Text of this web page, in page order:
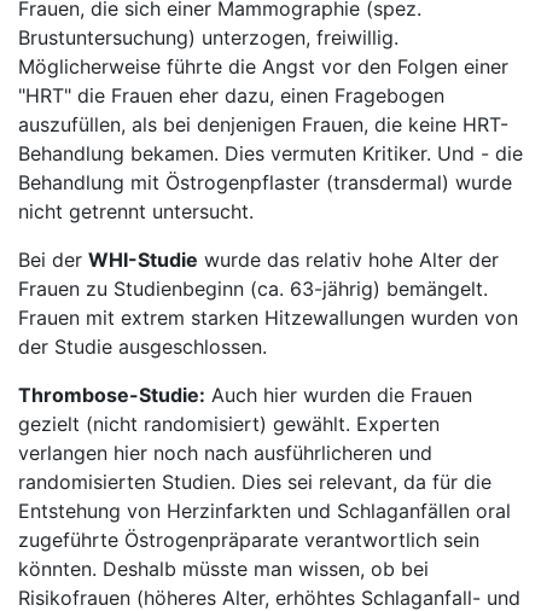
Frauen, die sich einer Mammographie (spez.
Brustuntersuchung) unterzogen, freiwillig.
Möglicherweise führte die Angst vor den Folgen einer
"HRT" die Frauen eher dazu, einen Fragebogen
auszufüllen, als bei denjenigen Frauen, die keine HRT-
Behandlung bekamen. Dies vermuten Kritiker. Und - die
Behandlung mit Östrogenpflaster (transdermal) wurde
nicht getrennt untersucht.
Bei der WHI-Studie wurde das relativ hohe Alter der
Frauen zu Studienbeginn (ca. 63-jährig) bemängelt.
Frauen mit extrem starken Hitzewallungen wurden von
der Studie ausgeschlossen.
Thrombose-Studie: Auch hier wurden die Frauen
gezielt (nicht randomisiert) gewählt. Experten
verlangen hier noch nach ausführlicheren und
randomisierten Studien. Dies sei relevant, da für die
Entstehung von Herzinfarkten und Schlaganfällen oral
zugeführte Östrogenpräparate verantwortlich sein
könnten. Deshalb müsste man wissen, ob bei
Risikofrauen (höheres Alter, erhöhtes Schlaganfall- und